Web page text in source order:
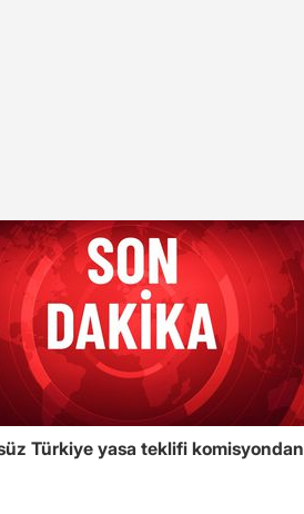
Türkiye yasa teklifi komisyondan